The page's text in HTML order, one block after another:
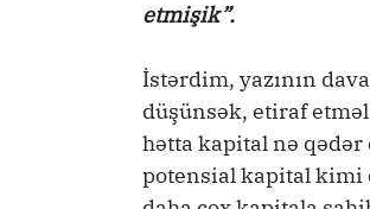
etmişik”.
İstərdim, yazının
düşünsək, etiraf
hətta kapital nə qədər
potensial kapital kimi